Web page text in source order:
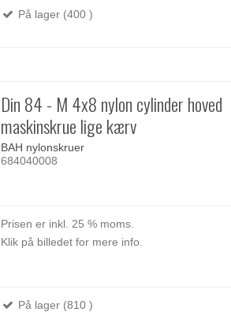
På lager (400 )
Din 84 - M 4x8 nylon cylinder hoved
maskinskrue lige kærv
BAH nylonskruer
684040008
Prisen er inkl. 25 % moms.
Klik på billedet for mere info.
På lager (810 )